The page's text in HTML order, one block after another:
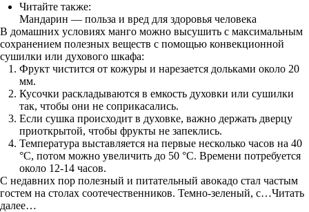
Читайте также:
Мандарин — польза и вред для здоровья человека
В домашних условиях манго можно высушить с максимальным
сохранением полезных веществ с помощью конвекционной
сушилки или духового шкафа:
Фрукт чистится от кожуры и нарезается дольками около 20
мм.
Кусочки раскладываются в емкость духовки или сушилки
так, чтобы они не соприкасались.
Если сушка происходит в духовке, важно держать дверцу
приоткрытой, чтобы фрукты не запеклись.
Температура выставляется на первые несколько часов на 40
°С, потом можно увеличить до 50 °С. Времени потребуется
около 12-14 часов.
С недавних пор полезный и питательный авокадо стал частым
гостем на столах соотечественников. Темно-зеленый, с…Читать
далее…